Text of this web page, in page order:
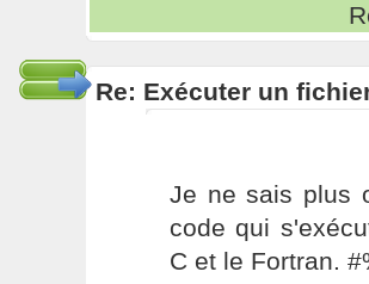
Re: Exécuter un
Je ne sais plus
code qui
C et le Fortran.